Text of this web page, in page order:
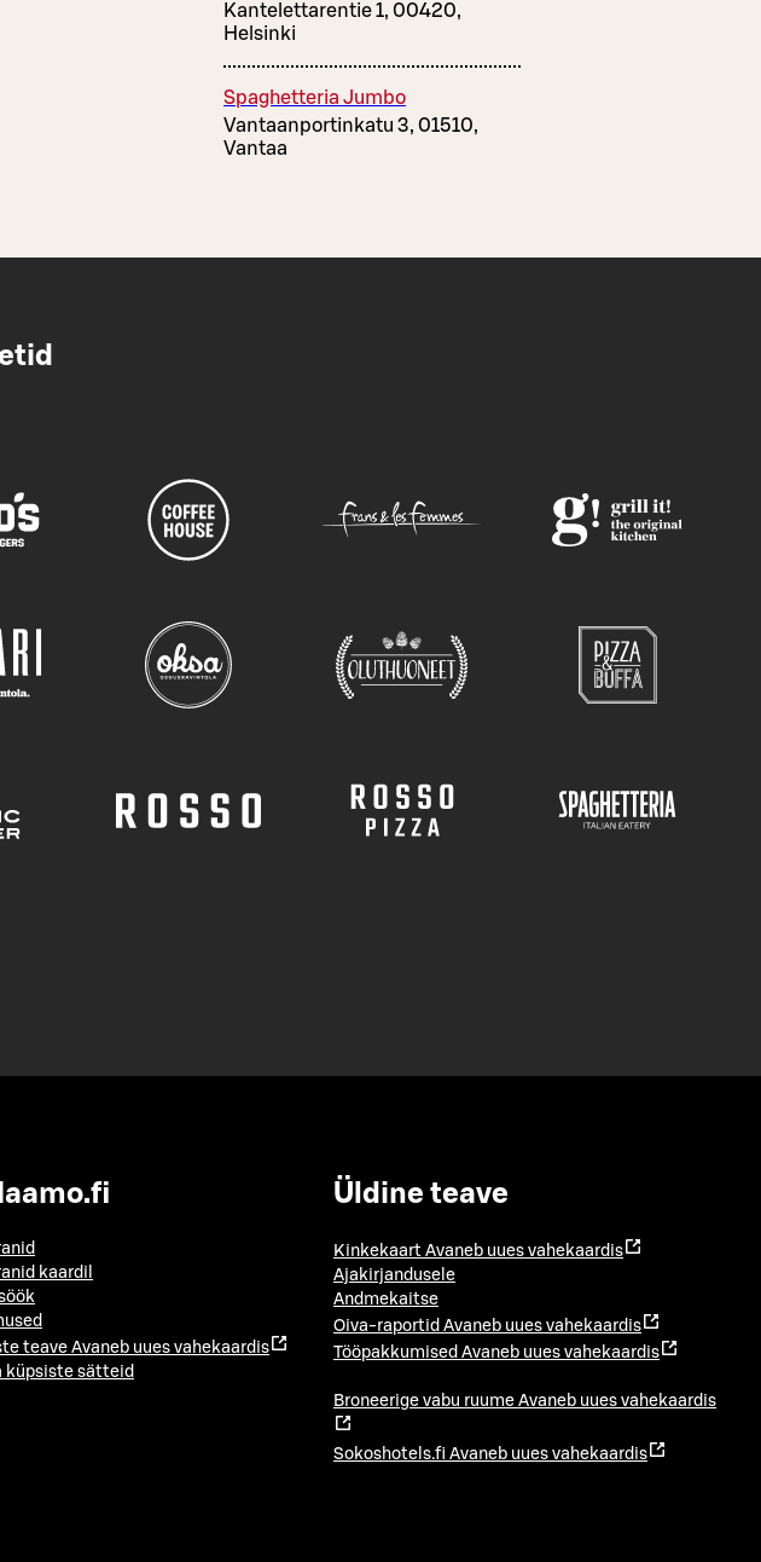
Kantelettarentie 1, 00420,
Helsinki
Spaghetteria Jumbo
Vantaanportinkatu 3, 01510,
Vantaa
kaardil
teave Avaneb uues vahekaardis
küpsiste sätteid
Üldine teave
Kinkekaart Avaneb uues vahekaardis
Ajakirjandusele
Andmekaitse
Oiva-raportid Avaneb uues vahekaardis
Tööpakkumised Avaneb uues vahekaardis
Broneerige vabu ruume Avaneb uues vahekaardis
Sokoshotels.fi Avaneb uues vahekaardis